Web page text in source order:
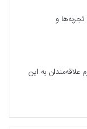
تجربه‌ها و
علاقه‌مندان به این